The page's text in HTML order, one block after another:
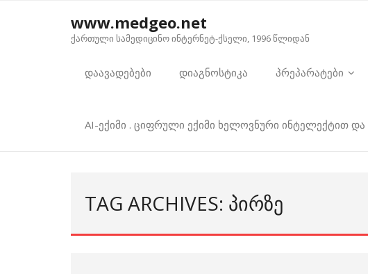
www.medgeo.net
ქართული სამედიცინო ინტერნეტ-ქსელი, 1996 წლიდან
დაავადებები დიაგნოსტიკა პრეპარატები
AI-ექიმი . ციფრული ექიმი ხელოვნური ინტელექტით
TAG ARCHIVES: ᲞᲘᲠᲖᲔ